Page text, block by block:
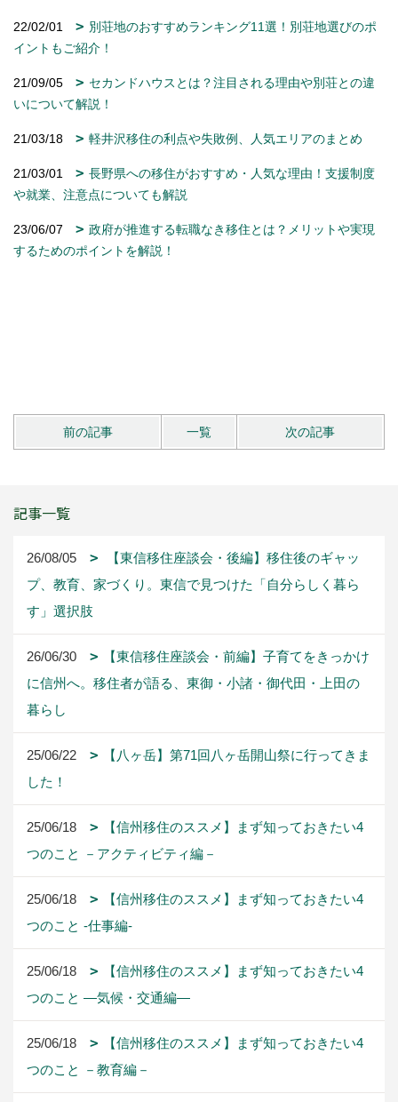
22/02/01
別荘地のおすすめランキング11選！別荘地選びのポ
イントもご紹介！
21/09/05
セカンドハウスとは？注目される理由や別荘との違
いについて解説！
21/03/18 軽井沢移住の利点や失敗例、人気エリアのまとめ
21/03/01
長野県への移住がおすすめ・人気な理由！支援制度
や就業、注意点についても解説
23/06/07
政府が推進する転職なき移住とは？メリットや実現
するためのポイントを解説！
前の記事 一覧 次の記事
記事一覧
26/08/05
【東信移住座談会・後編】移住後のギャッ
プ、教育、家づくり。東信で見つけた「自分らしく暮ら
す」選択肢
26/06/30
【東信移住座談会・前編】子育てをきっかけ
に信州へ。移住者が語る、東御・小諸・御代田・上田の
暮らし
25/06/22
【八ヶ岳】第71回八ヶ岳開山祭に行ってきま
した！
25/06/18
【信州移住のススメ】まず知っておきたい4
つのこと －アクティビティ編－
25/06/18
【信州移住のススメ】まず知っておきたい4
つのこと -仕事編-
25/06/18
【信州移住のススメ】まず知っておきたい4
つのこと ―気候・交通編―
25/06/18
【信州移住のススメ】まず知っておきたい4
つのこと －教育編－